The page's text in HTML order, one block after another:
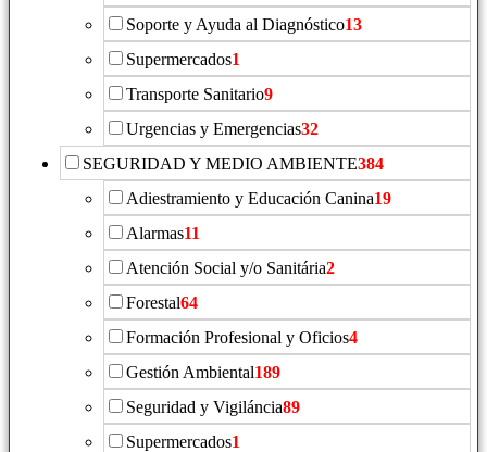
Soporte y Ayuda al Diagnóstico13
Supermercados1
Transporte Sanitario9
Urgencias y Emergencias32
SEGURIDAD Y MEDIO AMBIENTE384
Adiestramiento y Educación Canina19
Alarmas11
Atención Social y/o Sanitária2
Forestal64
Formación Profesional y Oficios4
Gestión Ambiental189
Seguridad y Vigiláncia89
Supermercados1